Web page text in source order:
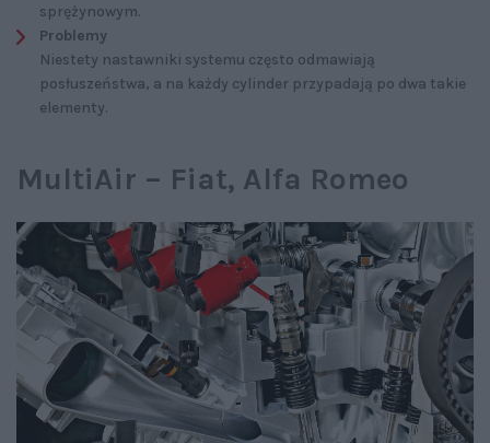
sprężynowym.
Problemy
Niestety nastawniki systemu często odmawiają
posłuszeństwa, a na każdy cylinder przypadają po dwa takie
elementy.
MultiAir – Fiat, Alfa Romeo